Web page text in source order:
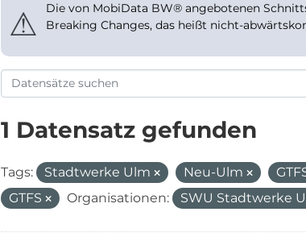
⚠
Die von MobiData BW® angebotenen
Breaking Changes, das heißt nicht-
1 Datensatz gefunden
Tags: Stadtwerke Ulm Neu-Ulm
GTFS
Organisationen: SWU Stadtwerke